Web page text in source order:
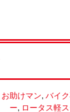
お助けマン,バイ
ー, ロータス軽